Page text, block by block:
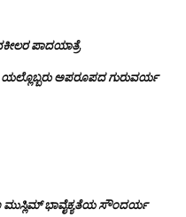
ಪಾದಯಾತ್ರೆ
ಅಪರೂಪದ ಗುರುವರ್ಯ
ಮುಸ್ಲಿಮ್ ಭಾವೈಕ್ಯತೆಯ ಸೌಂದರ್ಯ